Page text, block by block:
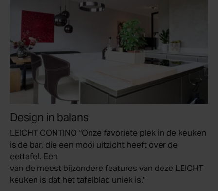
Design in balans
LEICHT CONTINO “Onze favoriete plek in de keuken
is de bar, die een mooi uitzicht heeft over de
eettafel. Een
van de meest bijzondere features van deze LEICHT
keuken is dat het tafelblad uniek is.”